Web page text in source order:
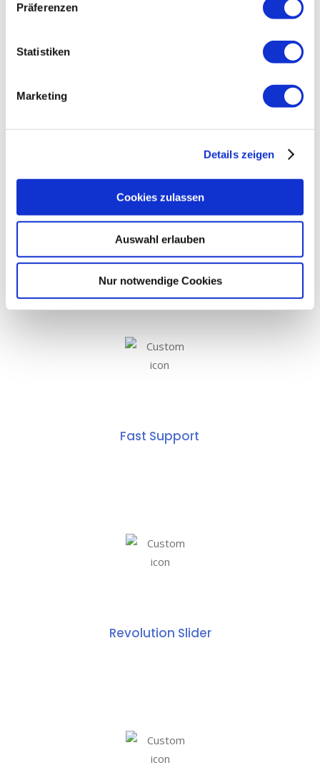
Präferenzen
Statistiken
Marketing
Details zeigen
Cookies zulassen
Auswahl erlauben
Nur notwendige Cookies
Drag-And-Drop
Fast Support
Revolution Slider